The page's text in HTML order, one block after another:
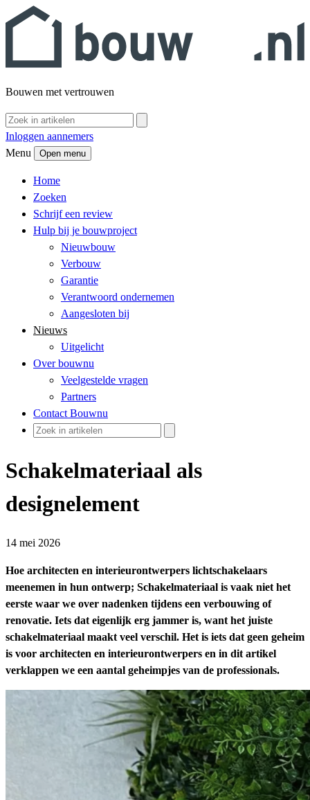
Bouwen met vertrouwen
Inloggen aannemers
Menu
Open menu
Home
Zoeken
Schrijf een review
Hulp bij je bouwproject
Nieuwbouw
Verbouw
Garantie
Verantwoord ondernemen
Aangesloten bij
Nieuws
Uitgelicht
Over bouwnu
Veelgestelde vragen
Partners
Contact Bouwnu
Schakelmateriaal als
designelement
14 mei 2026
Hoe architecten en interieurontwerpers lichtschakelaars
meenemen in hun ontwerp; Schakelmateriaal is vaak niet het
eerste waar we over nadenken tijdens een verbouwing of
renovatie. Iets dat eigenlijk erg jammer is, want het juiste
schakelmateriaal maakt veel verschil. Het is iets dat geen geheim
is voor architecten en interieurontwerpers en in dit artikel
verklappen we een aantal geheimpjes van de professionals.